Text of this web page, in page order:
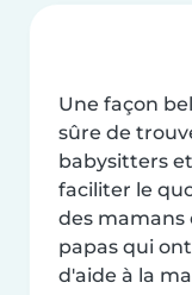
Une façon
sûre de
babysitters
faciliter le
des mamans
papas qui
d'aide à la